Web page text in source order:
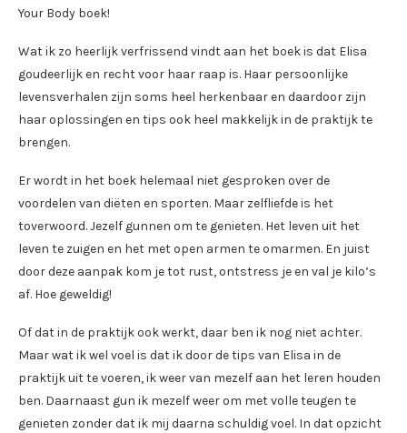
Your Body boek!
Wat ik zo heerlijk verfrissend vindt aan het boek is dat Elisa
goudeerlijk en recht voor haar raap is. Haar persoonlijke
levensverhalen zijn soms heel herkenbaar en daardoor zijn
haar oplossingen en tips ook heel makkelijk in de praktijk te
brengen.
Er wordt in het boek helemaal niet gesproken over de
voordelen van diëten en sporten. Maar zelfliefde is het
toverwoord. Jezelf gunnen om te genieten. Het leven uit het
leven te zuigen en het met open armen te omarmen. En juist
door deze aanpak kom je tot rust, ontstress je en val je kilo’s
af. Hoe geweldig!
Of dat in de praktijk ook werkt, daar ben ik nog niet achter.
Maar wat ik wel voel is dat ik door de tips van Elisa in de
praktijk uit te voeren, ik weer van mezelf aan het leren houden
ben. Daarnaast gun ik mezelf weer om met volle teugen te
genieten zonder dat ik mij daarna schuldig voel. In dat opzicht